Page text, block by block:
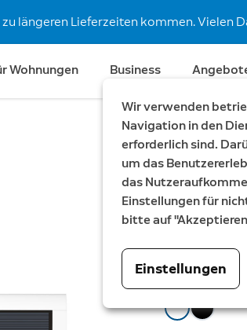
längeren Lieferzeiten kommen. Vielen
Wohnungen Business
Spare €19
Stick Up Cam
Wir verwenden
Navigation in den
erforderlich sind.
um das
das
Einstellungen für
bitte auf
Einstellungen